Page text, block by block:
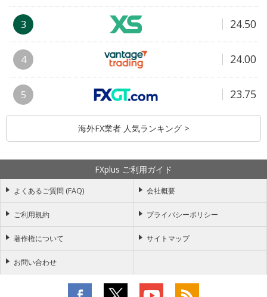
3 24.50
4 24.00
5 23.75
海外FX業者 人気ランキング >
FXplus ご利用ガイド
よくあるご質問 (FAQ) 会社概要
ご利用規約 プライバシーポリシー
著作権について サイトマップ
お問い合わせ